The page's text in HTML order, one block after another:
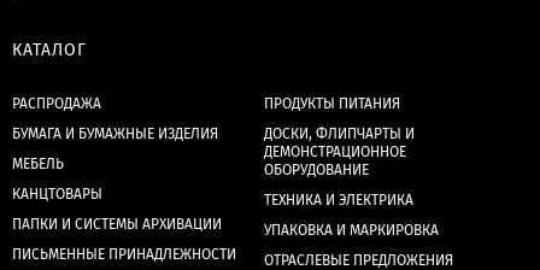
КАТАЛОГ
РАСПРОДАЖА
БУМАГА И БУМАЖНЫЕ ИЗДЕЛИЯ
МЕБЕЛЬ
КАНЦТОВАРЫ
ПАПКИ И СИСТЕМЫ АРХИВАЦИИ
ПИСЬМЕННЫЕ ПРИНАДЛЕЖНОСТИ
ПРОДУКТЫ ПИТАНИЯ
ДОСКИ, ФЛИПЧАРТЫ И
ДЕМОНСТРАЦИОННОЕ
ОБОРУДОВАНИЕ
ТЕХНИКА И ЭЛЕКТРИКА
УПАКОВКА И МАРКИРОВКА
ОТРАСЛЕВЫЕ ПРЕДЛОЖЕНИЯ